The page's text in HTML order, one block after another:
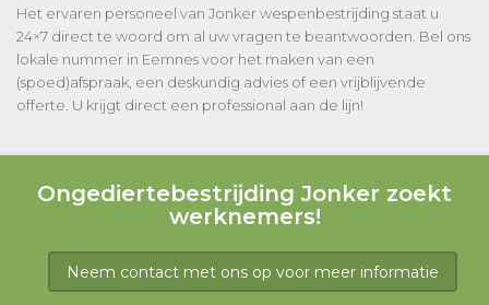
Het ervaren personeel van Jonker wespenbestrijding staat u
24×7 direct te woord om al uw vragen te beantwoorden. Bel ons
lokale nummer in Eemnes voor het maken van een
(spoed)afspraak, een deskundig advies of een vrijblijvende
offerte. U krijgt direct een professional aan de lijn!
Ongediertebestrijding Jonker zoekt
werknemers!
Neem contact met ons op voor meer informatie